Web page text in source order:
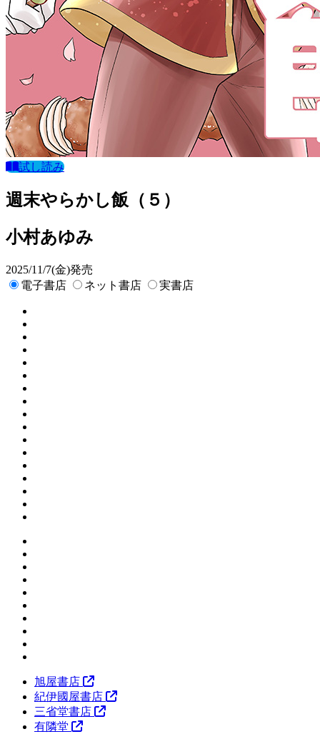
試し読み
週末やらかし飯（５）
小村あゆみ
2025/11/7(金)発売
電子書店
ネット書店 実書店
旭屋書店
紀伊國屋書店
三省堂書店
有隣堂